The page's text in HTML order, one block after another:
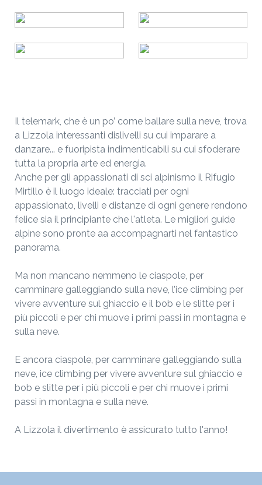
Il telemark, che è un po’ come ballare sulla neve, trova
a Lizzola interessanti dislivelli su cui imparare a
danzare... e fuoripista indimenticabili su cui sfoderare
tutta la propria arte ed energia.
Anche per gli appassionati di sci alpinismo il Rifugio
Mirtillo è il luogo ideale: tracciati per ogni
appassionato, livelli e distanze di ogni genere rendono
felice sia il principiante che l'atleta. Le migliori guide
alpine sono pronte aa accompagnarti nel fantastico
panorama.
Ma non mancano nemmeno le ciaspole, per
camminare galleggiando sulla neve, l’ice climbing per
vivere avventure sul ghiaccio e il bob e le slitte per i
più piccoli e per chi muove i primi passi in montagna e
sulla neve.
E ancora ciaspole, per camminare galleggiando sulla
neve, ice climbing per vivere avventure sul ghiaccio e
bob e slitte per i più piccoli e per chi muove i primi
passi in montagna e sulla neve.
A Lizzola il divertimento è assicurato tutto l'anno!